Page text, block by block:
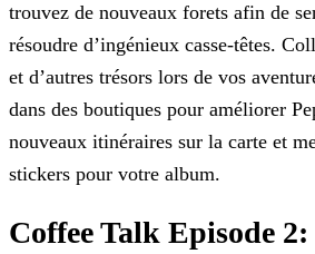
trouvez de nouveaux forets afin de
résoudre d’ingénieux casse-têtes.
et d’autres trésors lors de vos
dans des boutiques pour améliorer
nouveaux itinéraires sur la carte et
stickers pour votre album.
Coffee Talk Episode